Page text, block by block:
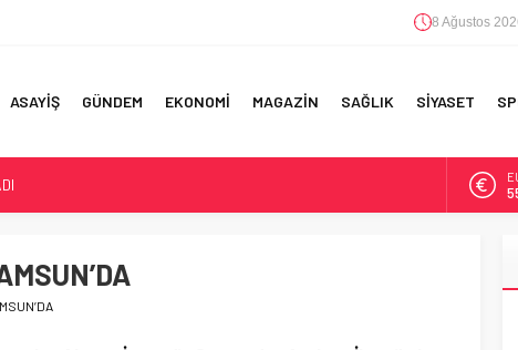
8 Ağustos
ASAYİŞ GÜNDEM EKONOMİ MAGAZİN SAĞLIK SİYASET
5’İNCİLİK!
YAPILAN EN BÜYÜK HATALAR